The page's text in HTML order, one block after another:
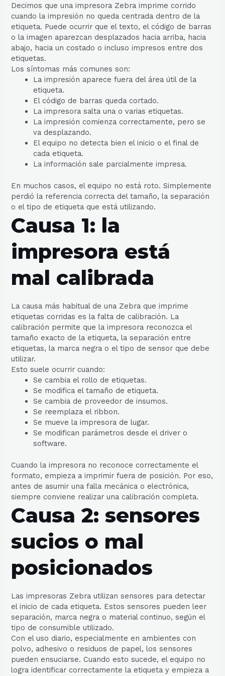
Decimos que una impresora Zebra imprime corrido
cuando la impresión no queda centrada dentro de la
etiqueta. Puede ocurrir que el texto, el código de barras
o la imagen aparezcan desplazados hacia arriba, hacia
abajo, hacia un costado o incluso impresos entre dos
etiquetas.
Los síntomas más comunes son:
La impresión aparece fuera del área útil de la
etiqueta.
El código de barras queda cortado.
La impresora salta una o varias etiquetas.
La impresión comienza correctamente, pero se
va desplazando.
El equipo no detecta bien el inicio o el final de
cada etiqueta.
La información sale parcialmente impresa.
En muchos casos, el equipo no está roto. Simplemente
perdió la referencia correcta del tamaño, la separación
o el tipo de etiqueta que está utilizando.
Causa 1: la
impresora está
mal calibrada
La causa más habitual de una Zebra que imprime
etiquetas corridas es la falta de calibración. La
calibración permite que la impresora reconozca el
tamaño exacto de la etiqueta, la separación entre
etiquetas, la marca negra o el tipo de sensor que debe
utilizar.
Esto suele ocurrir cuando:
Se cambia el rollo de etiquetas.
Se modifica el tamaño de etiqueta.
Se cambia de proveedor de insumos.
Se reemplaza el ribbon.
Se mueve la impresora de lugar.
Se modifican parámetros desde el driver o
software.
Cuando la impresora no reconoce correctamente el
formato, empieza a imprimir fuera de posición. Por eso,
antes de asumir una falla mecánica o electrónica,
siempre conviene realizar una calibración completa.
Causa 2: sensores
sucios o mal
posicionados
Las impresoras Zebra utilizan sensores para detectar
el inicio de cada etiqueta. Estos sensores pueden leer
separación, marca negra o material continuo, según el
tipo de consumible utilizado.
Con el uso diario, especialmente en ambientes con
polvo, adhesivo o residuos de papel, los sensores
pueden ensuciarse. Cuando esto sucede, el equipo no
logra identificar correctamente la etiqueta y empieza a